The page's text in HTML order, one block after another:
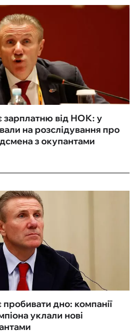
зарплатню від НОК: у
на розслідування про
з окупантами
дно: компанії
уклали нові